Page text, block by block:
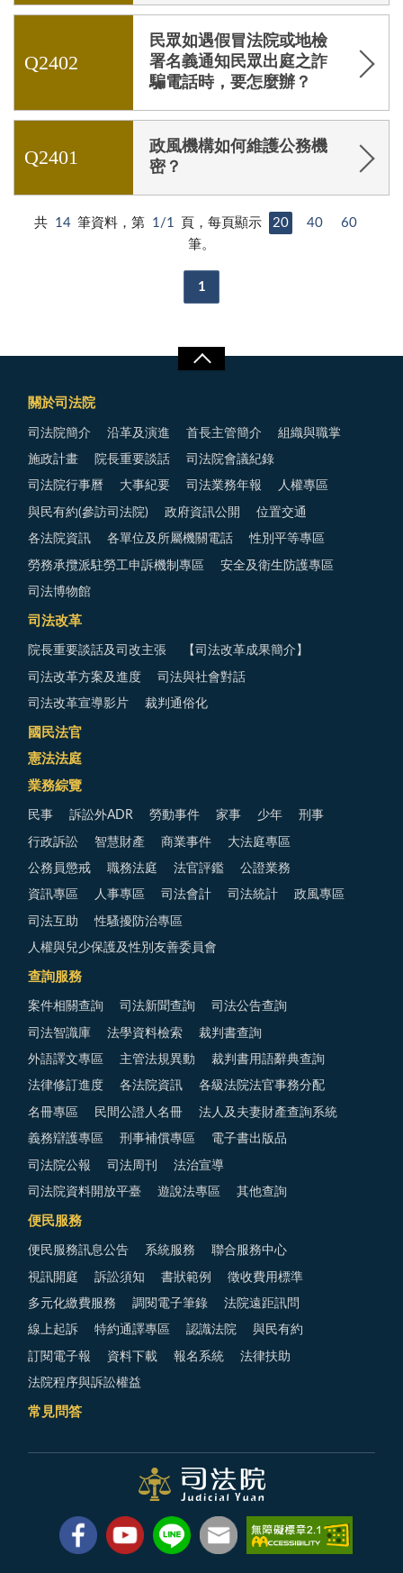
Q2402
民眾如遇假冒法院或地檢
署名義通知民眾出庭之詐
騙電話時，要怎麼辦？
Q2401
政風機構如何維護公務機
密？
共 14 筆資料，第 1/1 頁，每頁顯示 20 40
60
筆。
1
關於司法院
司法院簡介 沿革及演進 首長主管簡介 組織與職掌
施政計畫 院長重要談話 司法院會議紀錄
司法院行事曆 大事紀要 司法業務年報 人權專區
與民有約(參訪司法院) 政府資訊公開 位置交通
各法院資訊 各單位及所屬機關電話 性別平等專區
勞務承攬派駐勞工申訴機制專區 安全及衛生防護專區
司法博物館
司法改革
院長重要談話及司改主張 【司法改革成果簡介】
司法改革方案及進度 司法與社會對話
司法改革宣導影片 裁判通俗化
國民法官
憲法法庭
業務綜覽
民事 訴訟外ADR 勞動事件 家事 少年 刑事
行政訴訟 智慧財產 商業事件 大法庭專區
公務員懲戒 職務法庭 法官評鑑 公證業務
資訊專區 人事專區 司法會計 司法統計 政風專區
司法互助 性騷擾防治專區
人權與兒少保護及性別友善委員會
查詢服務
案件相關查詢 司法新聞查詢 司法公告查詢
司法智識庫 法學資料檢索 裁判書查詢
外語譯文專區 主管法規異動 裁判書用語辭典查詢
法律修訂進度 各法院資訊 各級法院法官事務分配
名冊專區 民間公證人名冊 法人及夫妻財產查詢系統
義務辯護專區 刑事補償專區 電子書出版品
司法院公報 司法周刊 法治宣導
司法院資料開放平臺 遊說法專區 其他查詢
便民服務
便民服務訊息公告 系統服務 聯合服務中心
視訊開庭 訴訟須知 書狀範例 徵收費用標準
多元化繳費服務 調閱電子筆錄 法院遠距訊問
線上起訴 特約通譯專區 認識法院 與民有約
訂閱電子報 資料下載 報名系統 法律扶助
法院程序與訴訟權益
常見問答